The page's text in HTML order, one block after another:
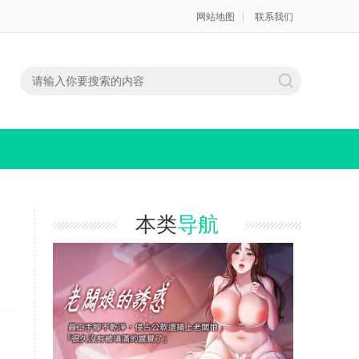
网站地图 联系我们
本类导航